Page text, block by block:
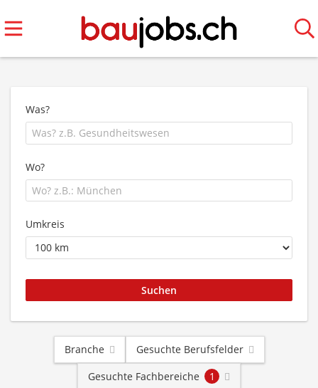
Was?
Wo?
Umkreis
Branche
Gesuchte Berufsfelder
Gesuchte Fachbereiche
1